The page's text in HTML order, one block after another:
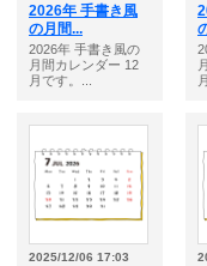
2026年 手書き風
の月間...
2026年 手書き風の
月間カレンダー 12
月です。...
2025/12/06 17:03